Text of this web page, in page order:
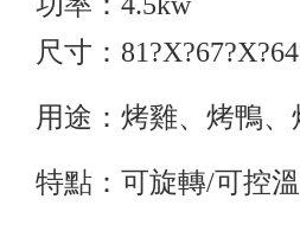
尺寸：
用途：烤雞、烤鴨
特點：可旋轉/可控溫